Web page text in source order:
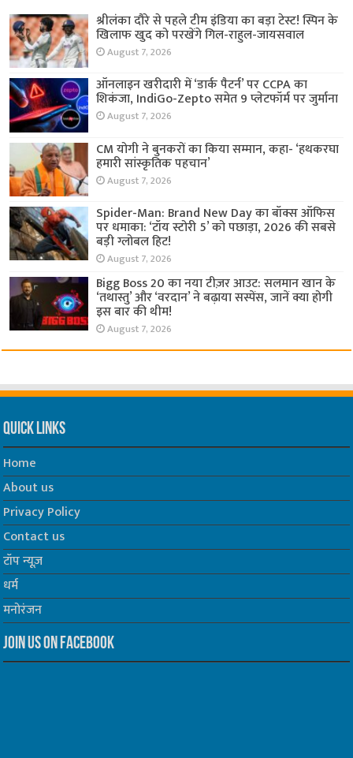
श्रीलंका दौरे से पहले टीम इंडिया का बड़ा टेस्ट! स्पिन के
खिलाफ खुद को परखेंगे गिल-राहुल-जायसवाल
August 7, 2026
ऑनलाइन खरीदारी में ‘डार्क पैटर्न’ पर CCPA का
शिकंजा, IndiGo-Zepto समेत 9 प्लेटफॉर्म पर जुर्माना
August 7, 2026
CM योगी ने बुनकरों का किया सम्मान, कहा- ‘हथकरघा
हमारी सांस्कृतिक पहचान’
August 7, 2026
Spider-Man: Brand New Day का बॉक्स ऑफिस
पर धमाका: ‘टॉय स्टोरी 5’ को पछाड़ा, 2026 की सबसे
बड़ी ग्लोबल हिट!
August 7, 2026
Bigg Boss 20 का नया टीज़र आउट: सलमान खान के
‘तथास्तु’ और ‘वरदान’ ने बढ़ाया सस्पेंस, जानें क्या होगी
इस बार की थीम!
August 7, 2026
Quick Links
Home
About us
Privacy Policy
Contact us
टॉप न्यूज़
धर्म
मनोरंजन
Join us on Facebook